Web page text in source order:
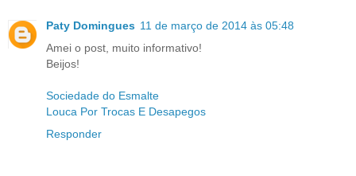
Paty Domingues 11 de março de 2014 às 05:48
Amei o post, muito informativo!
Beijos!
Sociedade do Esmalte
Louca Por Trocas E Desapegos
Responder